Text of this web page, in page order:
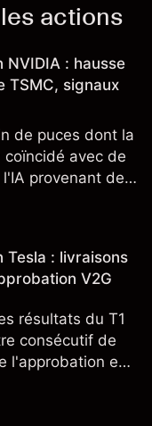
actions
NVIDIA : hausse
TSMC, signaux
de puces dont la
avec de
provenant de
futurs.
Tesla : livraisons
V2G
résultats du T1
consécutif de
l'approbation en
le Cybertruck